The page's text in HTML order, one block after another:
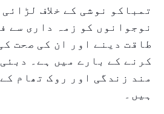
تمباکو نوشی کے خلاف لڑائی
نوجوانوں کو زمہ داری سے
طاقت دینے اور ان کی صحت
کرنے کے بارے میں ہے۔
مند زندگی اور روک تھام
ہیں۔